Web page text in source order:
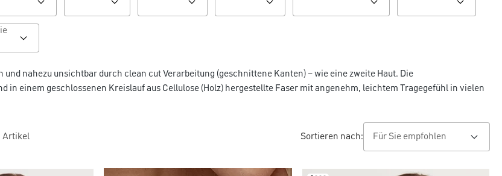
Serie
nahezu unsichtbar durch clean cut Verarbeitung (geschnittene Kanten) – wie eine zweite Haut. Die
in einem geschlossenen Kreislauf aus Cellulose (Holz) hergestellte Faser mit angenehm, leichtem Tragegefühl in vielen
Artikel Sortieren nach: